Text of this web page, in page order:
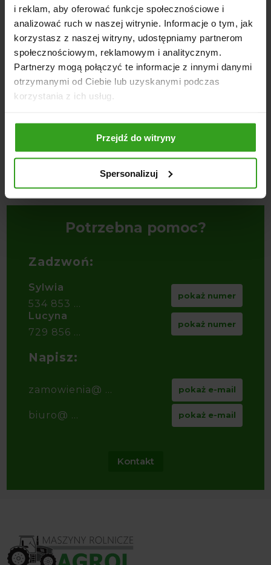
i reklam, aby oferować funkcje społecznościowe i
analizować ruch w naszej witrynie. Informacje o tym, jak
korzystasz z naszej witryny, udostępniamy partnerom
społecznościowym, reklamowym i analitycznym.
Partnerzy mogą połączyć te informacje z innymi danymi
otrzymanymi od Ciebie lub uzyskanymi podczas
korzystania z ich usług.
Przejdź do witryny
Spersonalizuj
4
Brona Wirnikowa SRP
Brona Wirnikowa SRP z
Hydropakiem
27500,00
Potrzebna pomoc?
Zadzwoń:
Sylwia
534 853 ...
pokaż numer
Lucyna
729 856 ...
pokaż numer
Napisz:
zamowienia@ ... pokaż e-mail
biuro@ ... pokaż e-mail
Kontakt